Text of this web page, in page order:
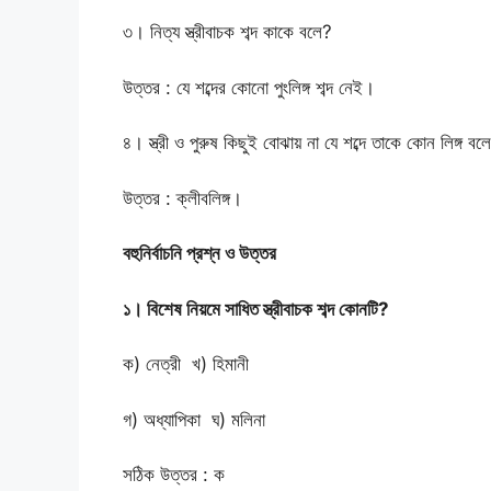
৩। নিত্য স্ত্রীবাচক শব্দ কাকে বলে?
উত্তর : যে শব্দের কোনো পুংলিঙ্গ শব্দ নেই।
৪। স্ত্রী ও পুরুষ কিছুই বোঝায় না যে শব্দে তাকে কোন লিঙ্গ
উত্তর : ক্লীবলিঙ্গ।
বহুনির্বাচনি প্রশ্ন ও উত্তর
১। বিশেষ নিয়মে সাধিত স্ত্রীবাচক শব্দ কোনটি?
ক) নেত্রী খ) হিমানী
গ) অধ্যাপিকা ঘ) মলিনা
সঠিক উত্তর : ক